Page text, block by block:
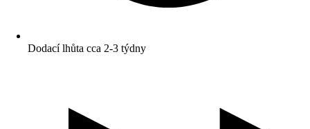
Dodací lhůta cca 2-3 týdny